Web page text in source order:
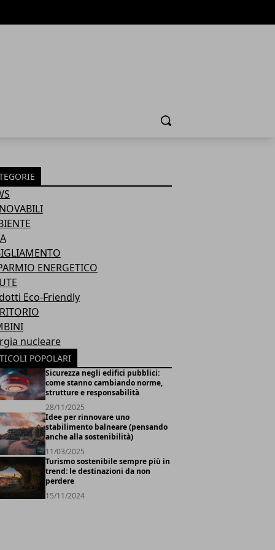
Cerca
ENERGETICO
Eco-Friendly
nucleare
POPOLARI
Sicurezza negli edifici pubblici:
come stanno cambiando norme,
strutture e responsabilità
28/11/2025
Idee per rinnovare uno
stabilimento balneare (pensando
anche alla sostenibilità)
11/03/2025
Turismo sostenibile sempre più in
trend: le destinazioni da non
perdere
15/11/2024